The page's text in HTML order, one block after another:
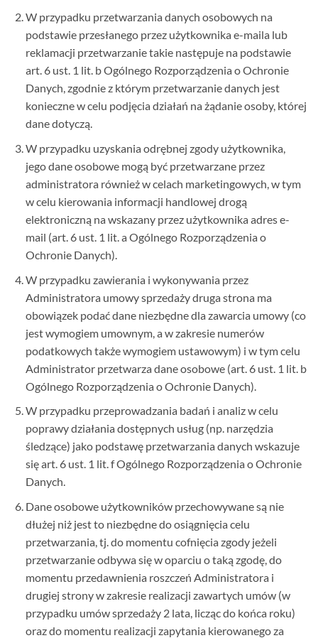
W przypadku przetwarzania danych osobowych na
podstawie przesłanego przez użytkownika e-maila lub
reklamacji przetwarzanie takie następuje na podstawie
art. 6 ust. 1 lit. b Ogólnego Rozporządzenia o Ochronie
Danych, zgodnie z którym przetwarzanie danych jest
konieczne w celu podjęcia działań na żądanie osoby, której
dane dotyczą.
W przypadku uzyskania odrębnej zgody użytkownika,
jego dane osobowe mogą być przetwarzane przez
administratora również w celach marketingowych, w tym
w celu kierowania informacji handlowej drogą
elektroniczną na wskazany przez użytkownika adres e-
mail (art. 6 ust. 1 lit. a Ogólnego Rozporządzenia o
Ochronie Danych).
W przypadku zawierania i wykonywania przez
Administratora umowy sprzedaży druga strona ma
obowiązek podać dane niezbędne dla zawarcia umowy (co
jest wymogiem umownym, a w zakresie numerów
podatkowych także wymogiem ustawowym) i w tym celu
Administrator przetwarza dane osobowe (art. 6 ust. 1 lit. b
Ogólnego Rozporządzenia o Ochronie Danych).
W przypadku przeprowadzania badań i analiz w celu
poprawy działania dostępnych usług (np. narzędzia
śledzące) jako podstawę przetwarzania danych wskazuje
się art. 6 ust. 1 lit. f Ogólnego Rozporządzenia o Ochronie
Danych.
Dane osobowe użytkowników przechowywane są nie
dłużej niż jest to niezbędne do osiągnięcia celu
przetwarzania, tj. do momentu cofnięcia zgody jeżeli
przetwarzanie odbywa się w oparciu o taką zgodę, do
momentu przedawnienia roszczeń Administratora i
drugiej strony w zakresie realizacji zawartych umów (w
przypadku umów sprzedaży 2 lata, licząc do końca roku)
oraz do momentu realizacji zapytania kierowanego za